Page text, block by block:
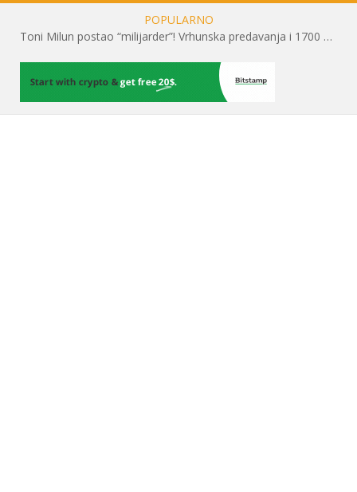
POPULARNO
Toni Milun postao “milijarder”! Vrhunska predavanja i 1700 posjetitelja obilježili su mjesec financijske pismenosti